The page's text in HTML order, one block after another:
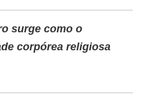
surge como o
corpórea religiosa